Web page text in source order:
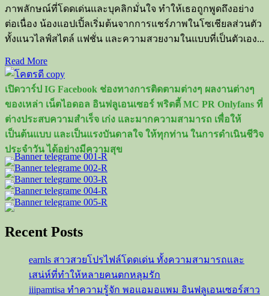
ภาพลักษณ์ที่โดดเด่นและบุคลิกมั่นใจ ทำให้เธอถูกพูดถึงอย่าง
ต่อเนื่อง น้องแอปเปิ้ลเริ่มต้นจากการแชร์ภาพในโซเชียลส่วนตัว
ทั้งแนวไลฟ์สไตล์ แฟชั่น และความสวยงามในแบบที่เป็นตัวเอง...
Read MoreRead
more
about
appleblue
onlyfans
สาว
สวย
สุด
เซ็กซี่
18+
ไม่
ควร
เปิดวาร์ป IG Facebook ช่องทางการติดตามต่างๆ ผลงานต่างๆ
ของเหล่า เน็ตไอดอล อินฟลูเอนเซอร์ พริตตี้ MC PR Onlyfans ที่
ต่างประสบความสำเร็จ เก่ง และมากความสามารถ เพื่อให้
เป็นต้นแบบ และเป็นแรงบันดาลใจ ให้ทุกท่าน ในการดำเนินชีวิจ
ประจำวัน ได้อย่างมีความสุข
Recent Posts
earnls สาวสวยโปรไฟล์โดดเด่น ทั้งความสามารถและ
เสน่ห์ที่ทำให้หลายคนตกหลุมรัก
iiipamtisa ทำความรู้จัก พอแอมอแพม อินฟลูเอนเซอร์สาว